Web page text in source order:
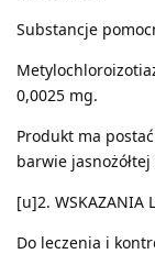
Substancje
0,0025 mg.
Produkt ma
barwie
[u]2. WSKAZANIA
Do leczenia i